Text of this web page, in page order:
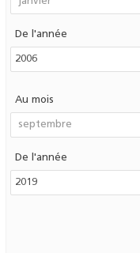
De l'année
Au mois
De l'année